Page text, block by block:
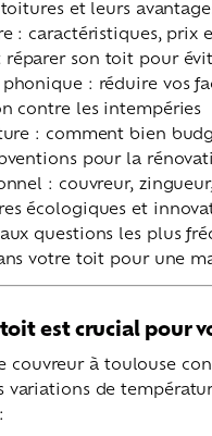
et leurs
: caractéristiques, prix
son toit pour
: réduire vos
contre les intempéries
: comment bien
pour la
: couvreur,
écologiques et
questions les plus
votre toit pour une
est crucial pour
couvreur à toulouse
variations de